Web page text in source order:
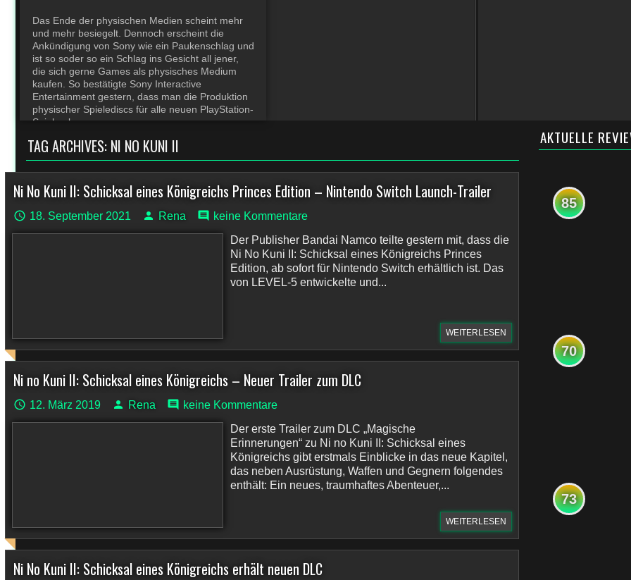
Das Ende der physischen Medien scheint mehr
und mehr besiegelt. Dennoch erscheint die
Ankündigung von Sony wie ein Paukenschlag und
ist so soder so ein Schlag ins Gesicht all jener,
die sich gerne Games als physisches Medium
kaufen. So bestätigte Sony Interactive
Entertainment gestern, dass man die Produktion
physischer Spielediscs für alle neuen PlayStation-
Spiele ab
TAG ARCHIVES: NI NO KUNI II
Ni No Kuni II: Schicksal eines Königreichs Princes Edition – Nintendo Switch Launch-Trailer
18. September 2021 Rena
keine Kommentare
Der Publisher Bandai Namco teilte gestern mit, dass die
Ni No Kuni II: Schicksal eines Königreichs Princes
Edition, ab sofort für Nintendo Switch erhältlich ist. Das
von LEVEL-5 entwickelte und...
WEITERLESEN
Ni no Kuni II: Schicksal eines Königreichs – Neuer Trailer zum DLC
12. März 2019 Rena
keine Kommentare
Der erste Trailer zum DLC „Magische
Erinnerungen“ zu Ni no Kuni II: Schicksal eines
Königreichs gibt erstmals Einblicke in das neue Kapitel,
das neben Ausrüstung, Waffen und Gegnern folgendes
enthält: Ein neues, traumhaftes Abenteuer,...
WEITERLESEN
Ni No Kuni II: Schicksal eines Königreichs erhält neuen DLC
AKTUELLE
85
70
73